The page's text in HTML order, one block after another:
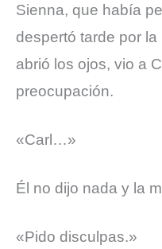
Sienna, que había
despertó tarde por
abrió los ojos, vio a
preocupación.
«Carl…»
Él no dijo nada y la
«Pido disculpas.»